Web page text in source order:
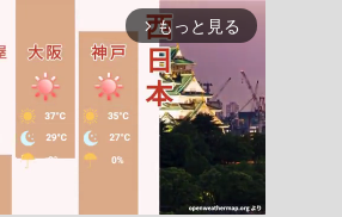
arrow_forward_ios もっと見る